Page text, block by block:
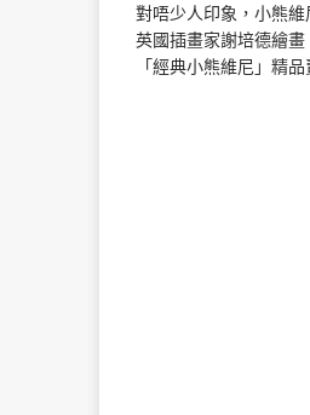
對唔少人印象，小熊
英國插畫家謝培德繪
「經典小熊維尼」精